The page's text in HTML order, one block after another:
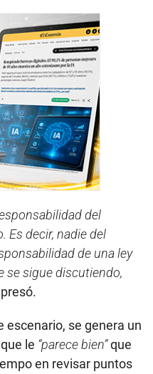
del
Es decir, nadie del
de una ley
se sigue discutiendo,
escenario, se genera un
le “parece bien”que
en revisar puntos